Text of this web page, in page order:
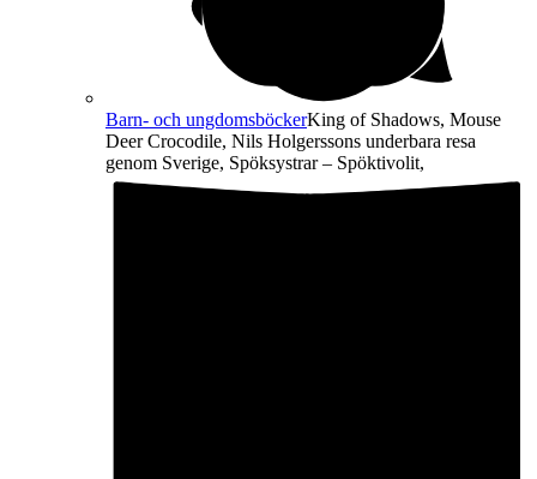
Barn- och ungdomsböckerKing of Shadows, Mouse
Deer Crocodile, Nils Holgerssons underbara resa
genom Sverige, Spöksystrar – Spöktivolit,